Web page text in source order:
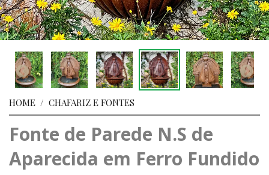
HOME / CHAFARIZ E FONTES
Fonte de Parede N.S de
Aparecida em Ferro Fundido